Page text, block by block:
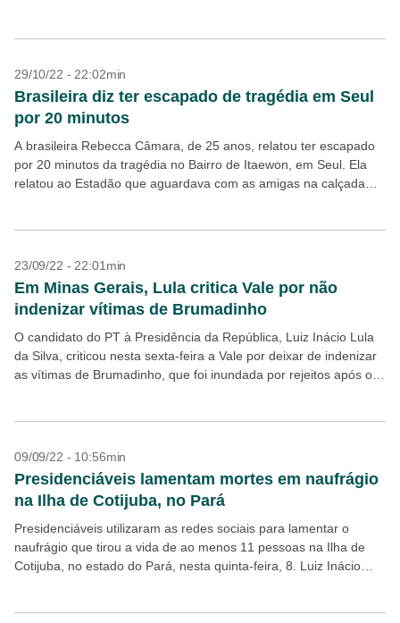
29/10/22 - 22:02min
Brasileira diz ter escapado de tragédia em Seul
por 20 minutos
A brasileira Rebecca Câmara, de 25 anos, relatou ter escapado
por 20 minutos da tragédia no Bairro de Itaewon, em Seul. Ela
relatou ao Estadão que aguardava com as amigas na calçada
23/09/22 - 22:01min
Em Minas Gerais, Lula critica Vale por não
indenizar vítimas de Brumadinho
O candidato do PT à Presidência da República, Luiz Inácio Lula
da Silva, criticou nesta sexta-feira a Vale por deixar de indenizar
as vítimas de Brumadinho, que foi inundada por rejeitos após o
09/09/22 - 10:56min
Presidenciáveis lamentam mortes em naufrágio
na Ilha de Cotijuba, no Pará
Presidenciáveis utilizaram as redes sociais para lamentar o
naufrágio que tirou a vida de ao menos 11 pessoas na Ilha de
Cotijuba, no estado do Pará, nesta quinta-feira, 8. Luiz Inácio